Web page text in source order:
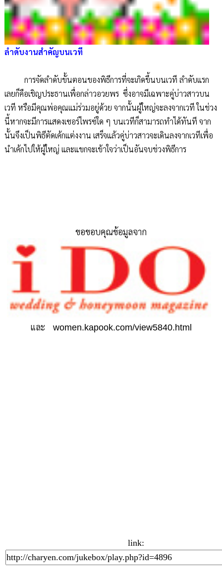
ลำดับงานสำคัญบนเวที
การจัดลำดับขั้นตอนของพิธีการที่จะเกิดขึ้นบนเวที ลำดับแรก
เลยก็คือเชิญประธานเพื่อกล่าวอวยพร ซึ่งอาจมีเฉพาะคู่บ่าวสาวบน
เวที หรือมีคุณพ่อคุณแม่ร่วมอยู่ด้วย จากนั้นผู้ใหญ่จะลงจากเวที ในช่วง
นี้หากจะมีการแสดงเซอร์ไพรซ์ใด ๆ บนเวทีก็สามารถทำได้ทันที จาก
นั้นจึงเป็นพิธีตัดเค้กแต่งงาน เสร็จแล้วคู่บ่าวสาวจะเดินลงจากเวทีเพื่อ
นำเค้กไปให้ผู้ใหญ่ และแขกจะเข้าใจว่าเป็นอันจบช่วงพิธีการ
ขอขอบคุณข้อมูลจาก
และ women.kapook.com/view5840.html
link: